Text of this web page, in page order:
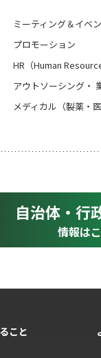
ミーティング＆イベ
プロモーション
HR（Human
アウトソーシング・
メディカル（製薬・医
自治体・行
情報は
こと